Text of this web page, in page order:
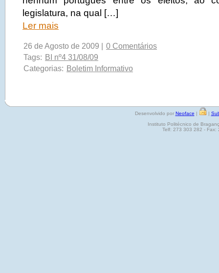
legislatura, na qual […]
Ler mais
26 de Agosto de 2009 |
0 Comentários
Tags: BI nº4 31/08/09
Categorias: Boletim Informativo
Desenvolvido por Neoface | |
Instituto Politécnico de
Telf: 273 303 282 - Fax: